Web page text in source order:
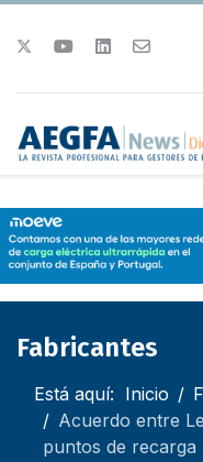
Fabricantes
Está aquí: Inicio
Acuerdo entre
puntos de recarga